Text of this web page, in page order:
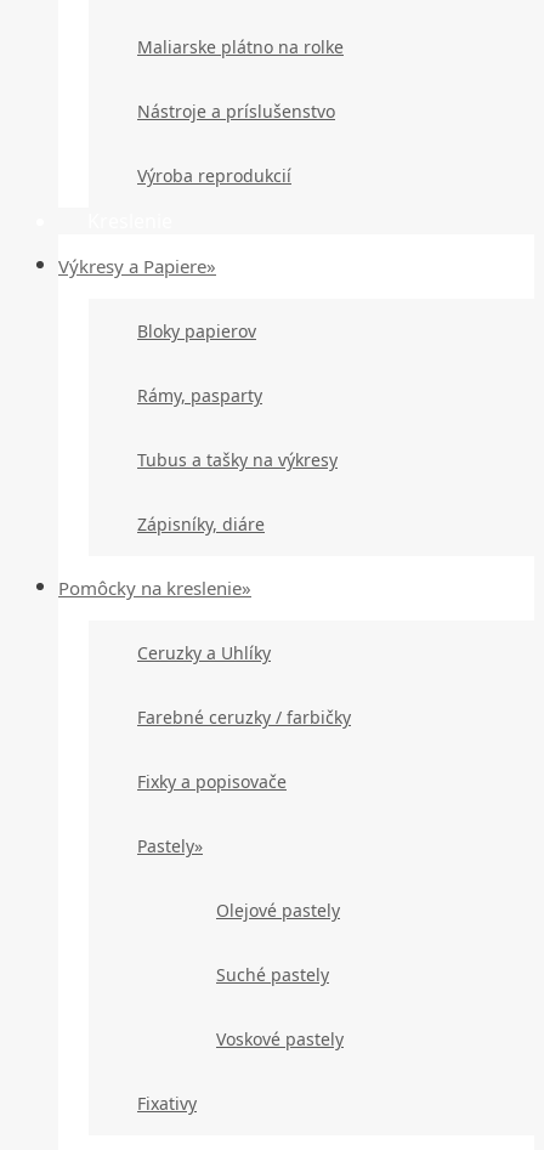
Maliarske plátno na rolke
Nástroje a príslušenstvo
Výroba reprodukcií
Výkresy a Papiere»
Bloky papierov
Rámy, pasparty
Tubus a tašky na výkresy
Zápisníky, diáre
Pomôcky na kreslenie»
Ceruzky a Uhlíky
Farebné ceruzky / farbičky
Fixky a popisovače
Pastely»
Olejové pastely
Suché pastely
Voskové pastely
Fixativy